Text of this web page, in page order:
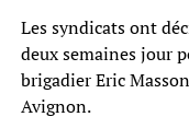
Les syndicats ont
deux semaines jour
brigadier Eric
Avignon.